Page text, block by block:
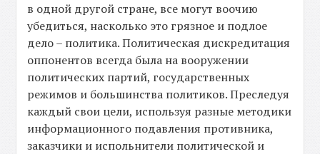
в одной другой стране, все могут воочию
убедиться, насколько это грязное и подлое
дело – политика. Политическая дискредитация
оппонентов всегда была на вооружении
политических партий, государственных
режимов и большинства политиков. Преследуя
каждый свои цели, используя разные методики
информационного подавления противника,
заказчики и испольнители политической и